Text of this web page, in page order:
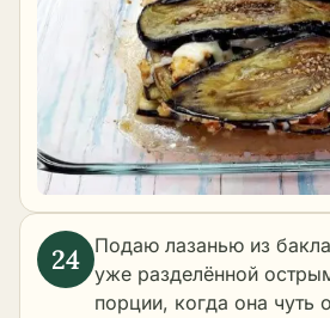
Подаю лазанью из
уже разделённой
порции, когда она чуть